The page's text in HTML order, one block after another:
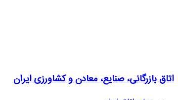
اتاق بازرگانی، صنایع، معادن و کشاورزی ایران